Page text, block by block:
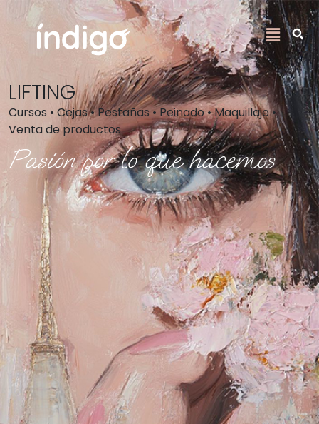
LIFTING
Cursos • Cejas • Pestañas • Peinado • Maquillaje •
Venta de productos
Pasión por lo que hacemos